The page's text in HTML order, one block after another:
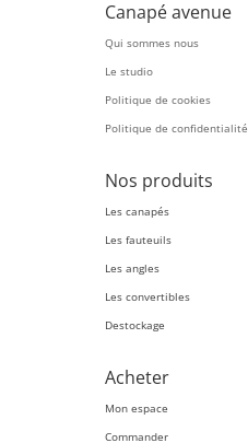
Canapé avenue
Qui sommes nous
Le studio
Politique de cookies
Politique de confidentialité
Nos produits
Les canapés
Les fauteuils
Les angles
Les convertibles
Destockage
Acheter
Mon espace
Commander